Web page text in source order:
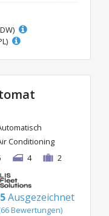
Conditioning
4 2
Ausgezeichnet
Bewertungen)